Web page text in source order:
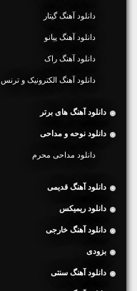
دانلود آهنگ گیتار
دانلود آهنگ پیانو
دانلود آهنگ راک
دانلود آهنگ الکترونیک و ترنس
دانلود آهنگ های برتر
دانلود نوحه و مداحی
دانلود مداحی محرم
دانلود آهنگ قدیمی
دانلود ریمیکس
دانلود آهنگ خارجی
بزودی
دانلود آهنگ سنتی